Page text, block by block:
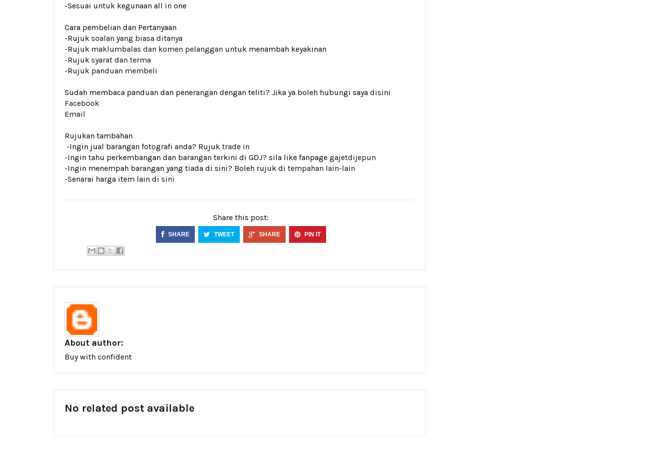
-Sesuai untuk kegunaan all in one
Cara pembelian dan Pertanyaan
-Rujuk soalan yang biasa ditanya
-Rujuk maklumbalas dan komen pelanggan untuk menambah keyakinan
-Rujuk syarat dan terma
-Rujuk panduan membeli
Sudah membaca panduan dan penerangan dengan teliti? Jika ya boleh hubungi saya disini
Facebook
Email
Rujukan tambahan
-Ingin jual barangan fotografi anda? Rujuk trade in
-Ingin tahu perkembangan dan barangan terkini di GDJ? sila like fanpage gajetdijepun
-Ingin menempah barangan yang tiada di sini? Boleh rujuk di tempahan lain-lain
-Senarai harga item lain di sini
Share this post:
SHARE TWEET SHARE PIN IT
About author:
Buy with confident
No related post available